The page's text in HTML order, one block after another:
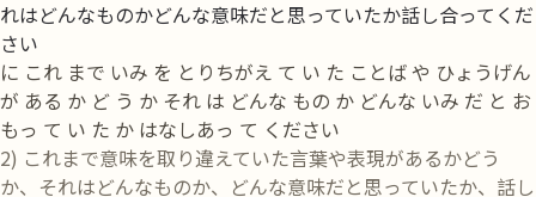
れはどんなものかどんな意味だと思っていたか話し合ってくだ
さい
に これ まで いみ を とりちがえ て い た ことば や ひょうげん
が ある か ど う か それ は どんな もの か どんな いみ だ と お
もっ て い た か はなしあっ て ください
2) これまで意味を取り違えていた言葉や表現があるかどう
か、それはどんなものか、どんな意味だと思っていたか、話し